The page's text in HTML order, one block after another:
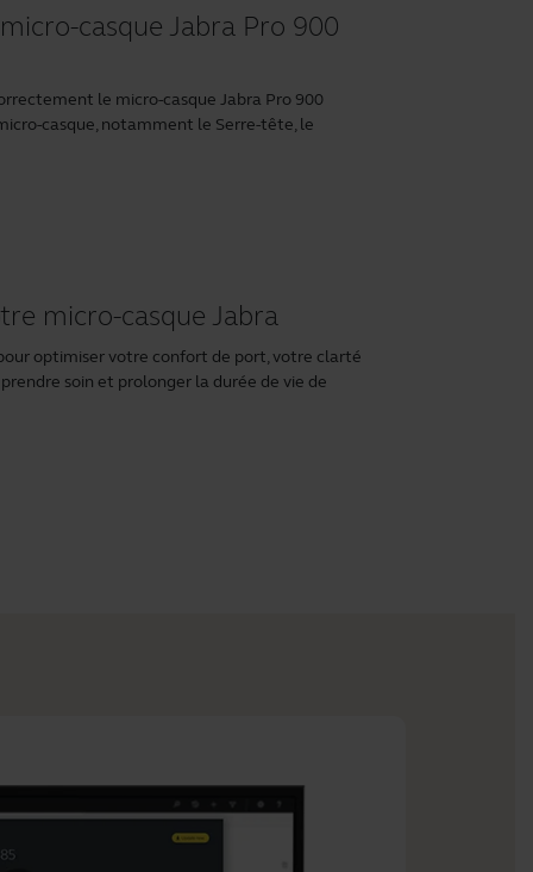
casque Jabra Pro 900
le micro-casque Jabra Pro 900
casque, notamment le Serre-tête, le
micro-casque Jabra
optimiser votre confort de port, votre clarté
soin et prolonger la durée de vie de